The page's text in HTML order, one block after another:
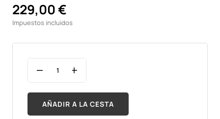
229,00 €
Impuestos incluidos
AÑADIR A LA CESTA